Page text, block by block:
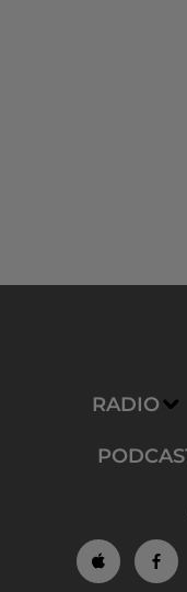
RADIO